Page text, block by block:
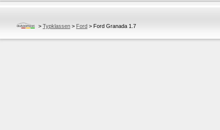
> Typklassen > Ford > Ford Granada 1.7